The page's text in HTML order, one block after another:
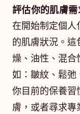
評估你的肌膚需
在開始制定個人
的肌膚狀況。
燥、油性、混合
如：皺紋、鬆弛
你目前的保養習
膚，或者尋求專